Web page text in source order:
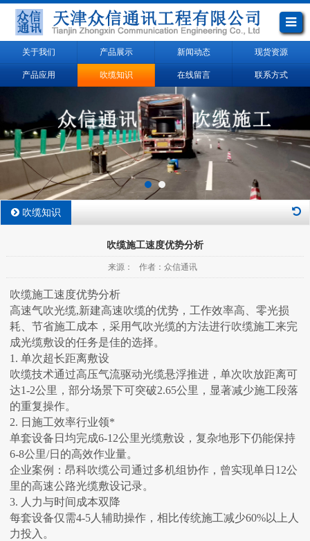
关于我们 产品展示 新闻动态 现货资源
产品应用 吹缆知识 在线留言 联系方式
吹缆知识
吹缆施工速度优势分析
来源： 作者：众信通讯
吹缆施工速度优势分析
高速气吹光缆,新建高速吹缆的优势，工作效率高、零光损
耗、节省施工成本，采用气吹光缆的方法进行吹缆施工来完
成光缆敷设的任务是佳的选择。
1. ‌单次超长距离敷设‌
吹缆技术通过高压气流驱动光缆悬浮推进，单次吹放距离可
达‌1-2公里‌，部分场景下可突破‌2.65公里‌，显著减少施工段落
的重复操作。
2. ‌日施工效率行业领*
单套设备日均完成‌6-12公里‌光缆敷设，复杂地形下仍能保持‌
6-8公里/日‌的高效作业量。
企业案例：昂科吹缆公司通过多机组协作，曾实现‌单日12公
里‌的高速公路光缆敷设记录。
3. ‌人力与时间成本双降‌
每套设备仅需‌4-5人辅助操作‌，相比传统施工减少60%以上人
力投入。